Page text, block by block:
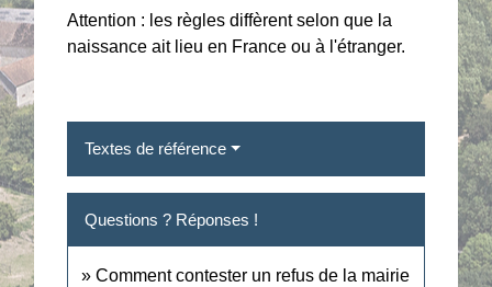
Attention : les règles diffèrent selon que la
naissance ait lieu en France ou à l'étranger.
Textes de référence
Questions ? Réponses !
Comment contester un refus de la mairie